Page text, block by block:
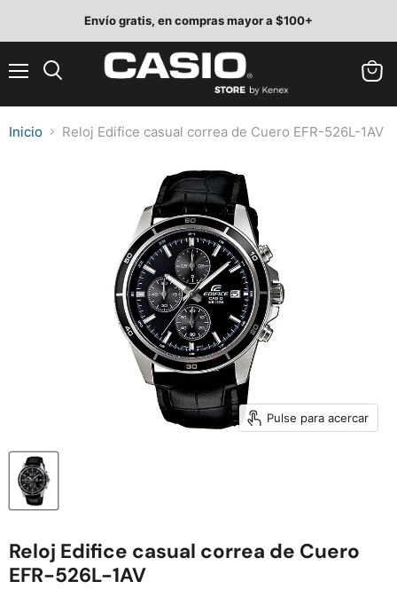
Envío gratis, en compras mayor a $100+
Inicio Reloj Edifice casual correa de Cuero EFR-526L-1AV
Pulse para acercar
Reloj Edifice casual correa de Cuero
EFR-526L-1AV